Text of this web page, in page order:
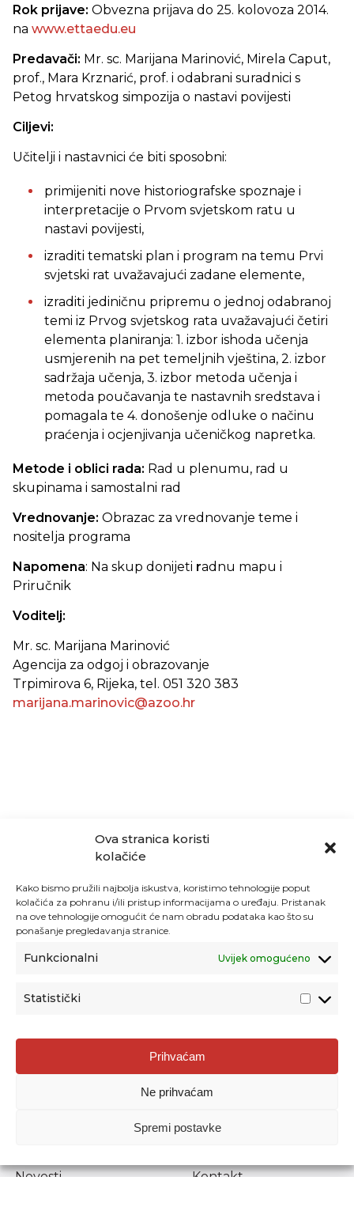
Ova stranica koristi
kolačiće
Kako bismo pružili najbolja iskustva, koristimo tehnologije poput
kolačića za pohranu i/ili pristup informacijama o uređaju. Pristanak
na ove tehnologije omogućit će nam obradu podataka kao što su
ponašanje pregledavanja stranice.
Funkcionalni Uvijek omogućeno
Statistički
Prihvaćam
Ne prihvaćam
Spremi postavke
Rok prijave: Obvezna prijava do 25. kolovoza 2014.
na www.ettaedu.eu
Predavači: Mr. sc. Marijana Marinović, Mirela Caput,
prof., Mara Krznarić, prof. i odabrani suradnici s
Petog hrvatskog simpozija o nastavi povijesti
Ciljevi:
Učitelji i nastavnici će biti sposobni:
primijeniti nove historiografske spoznaje i
interpretacije o Prvom svjetskom ratu u
nastavi povijesti,
izraditi tematski plan i program na temu Prvi
svjetski rat uvažavajući zadane elemente,
izraditi jediničnu pripremu o jednoj odabranoj
temi iz Prvog svjetskog rata uvažavajući četiri
elementa planiranja: 1. izbor ishoda učenja
usmjerenih na pet temeljnih vještina, 2. izbor
sadržaja učenja, 3. izbor metoda učenja i
metoda poučavanja te nastavnih sredstava i
pomagala te 4. donošenje odluke o načinu
praćenja i ocjenjivanja učeničkog napretka.
Metode i oblici rada: Rad u plenumu, rad u
skupinama i samostalni rad
Vrednovanje: Obrazac za vrednovanje teme i
nositelja programa
Napomena: Na skup donijeti radnu mapu i
Priručnik
Voditelj:
Mr. sc. Marijana Marinović
Agencija za odgoj i obrazovanje
Trpimirova 6, Rijeka, tel. 051 320 383
marijana.marinovic@azoo.hr
Agencija za odgoj i obrazovanje
Donje Svetice 38, 10000 Zagreb
1778129
Prenošenje sadržaja dopušteno je uz navođenje izvora.
Novosti
Kontakt